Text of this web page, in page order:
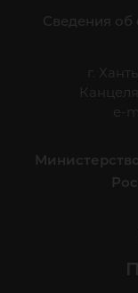
Сведения об
г.
e-